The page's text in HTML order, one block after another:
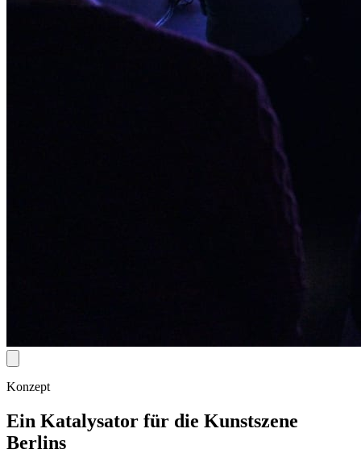
Konzept
Ein Katalysator für die Kunstszene
Berlins